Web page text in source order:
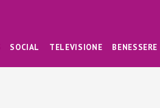
SOCIAL TELEVISIONE BENESSERE